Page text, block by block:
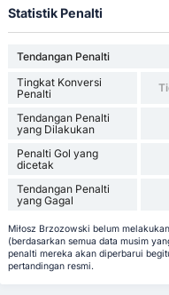
Statistik Penalti
Tendangan Penalti
Tingkat Konversi
Penalti
Tendangan Penalti
yang Dilakukan
Penalti Gol yang
dicetak
Tendangan Penalti
yang Gagal
Miłosz Brzozowski belum
(berdasarkan semua data musim
penalti mereka akan diperbarui
pertandingan resmi.